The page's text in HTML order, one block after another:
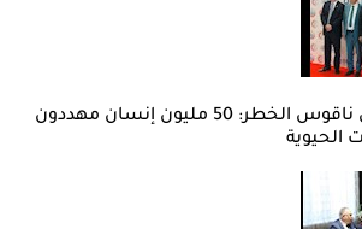
وزير الصحة يدق ناقوس الخطر: 50 مليون إنسان مهددون
الحيوية